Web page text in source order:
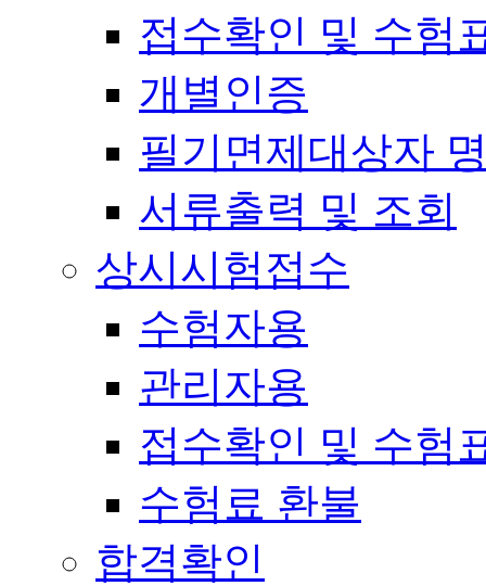
접수확인 및 수험
개별인증
필기면제대상자
서류출력 및 조회
상시시험접수
수험자용
관리자용
접수확인 및 수험
수험료 환불
합격확인